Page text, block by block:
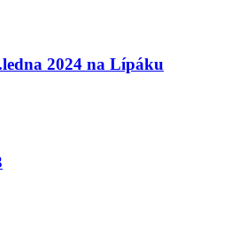
2024 na Lípáku